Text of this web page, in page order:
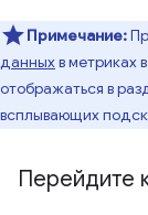
Примечание:
данныхв метриках
отображаться в
всплывающих
Перейдите